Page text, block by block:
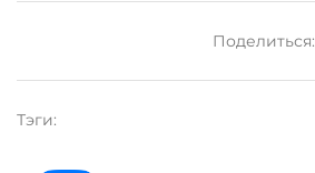
Поделиться:
Тэги: